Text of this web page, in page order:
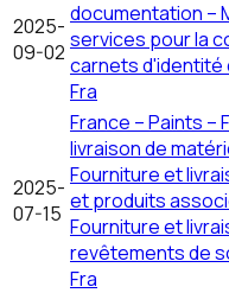
2025-
09-02
documentation –
services pour la
carnets d'identité
Fra
2025-
07-15
France – Paints –
livraison de
Fourniture et
et produits
Fourniture et
revêtements de
Fra